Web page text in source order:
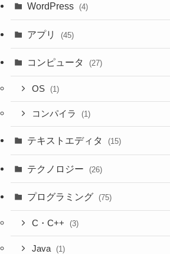
WordPress (4)
アプリ (45)
コンピュータ (27)
OS (1)
コンパイラ (1)
テキストエディタ (15)
テクノロジー (26)
プログラミング (75)
C・C++ (3)
Java (1)